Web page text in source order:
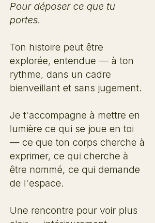
Pour déposer ce que tu
portes.
Ton histoire peut être
explorée, entendue — à ton
rythme, dans un cadre
bienveillant et sans jugement.
Je t'accompagne à mettre en
lumière ce qui se joue en toi
— ce que ton corps cherche à
exprimer, ce qui cherche à
être nommé, ce qui demande
de l'espace.
Une rencontre pour voir plus